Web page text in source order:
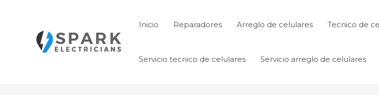
Inicio Reparadores Arreglo de celulares Tecnico de
Servicio tecnico de celulares Servicio arreglo de celulares